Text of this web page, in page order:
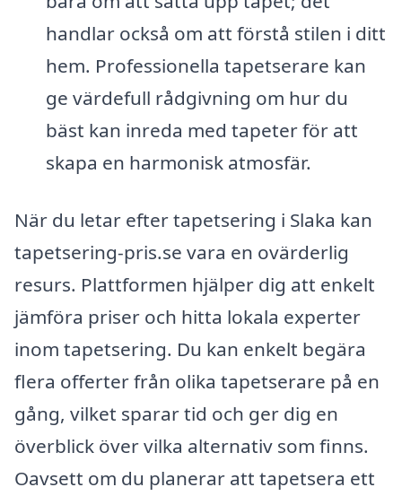
handlar också om att förstå stilen i ditt
hem. Professionella tapetserare kan
ge värdefull rådgivning om hur du
bäst kan inreda med tapeter för att
skapa en harmonisk atmosfär.
När du letar efter tapetsering i Slaka kan
tapetsering-pris.se vara en ovärderlig
resurs. Plattformen hjälper dig att enkelt
jämföra priser och hitta lokala experter
inom tapetsering. Du kan enkelt begära
flera offerter från olika tapetserare på en
gång, vilket sparar tid och ger dig en
överblick över vilka alternativ som finns.
Oavsett om du planerar att tapetsera ett